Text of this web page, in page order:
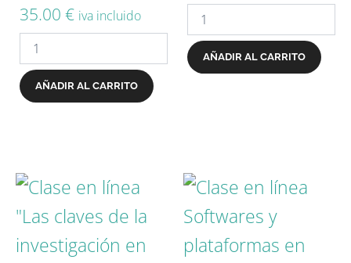
35.00 € iva incluido
AÑADIR AL CARRITO
AÑADIR AL CARRITO